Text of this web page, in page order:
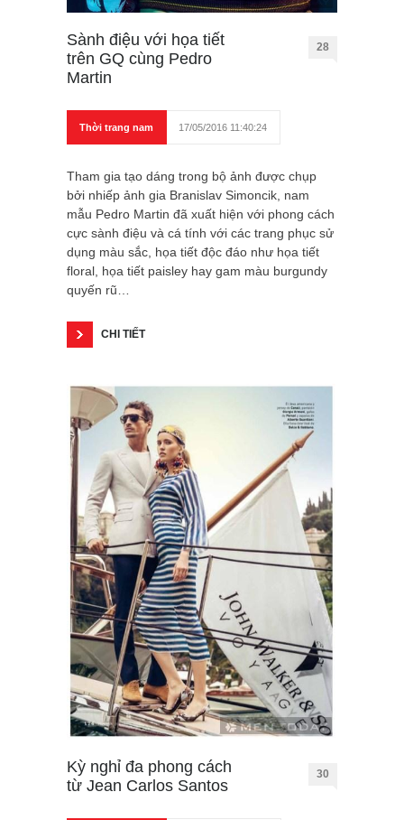
Sành điệu với họa tiết
trên GQ cùng Pedro
Martin
28
Thời trang nam 17/05/2016 11:40:24
Tham gia tạo dáng trong bộ ảnh được chụp
bởi nhiếp ảnh gia Branislav Simoncik, nam
mẫu Pedro Martin đã xuất hiện với phong cách
cực sành điệu và cá tính với các trang phục sử
dụng màu sắc, họa tiết độc đáo như họa tiết
floral, họa tiết paisley hay gam màu burgundy
quyến rũ…
CHI TIẾT
Kỳ nghỉ đa phong cách
từ Jean Carlos Santos
30